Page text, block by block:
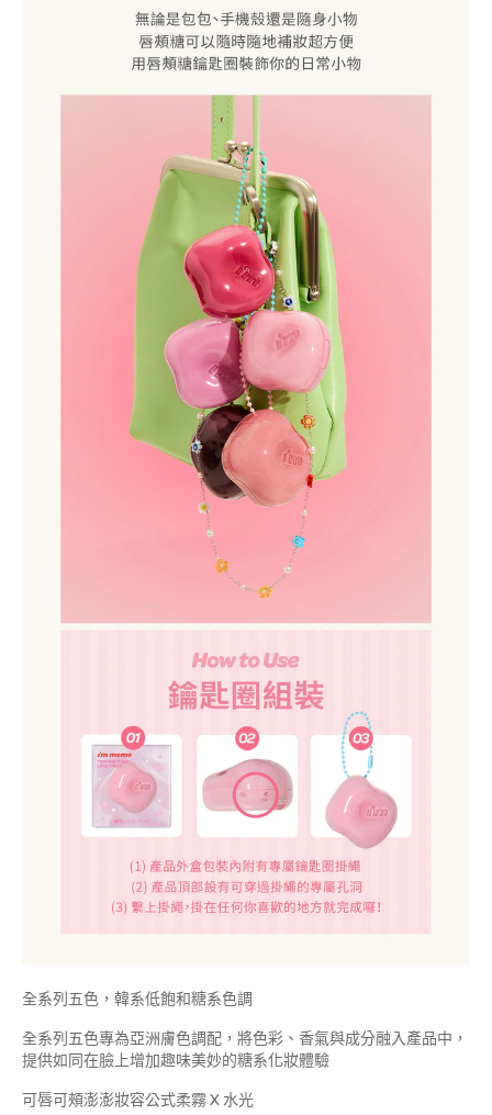
全系列五色，韓系低飽和糖系色調
全系列五色專為亞洲膚色調配，將色彩、香氣與成分融入產品中，
提供如同在臉上增加趣味美妙的糖系化妝體驗
可唇可頰澎澎妝容公式柔霧 X 水光